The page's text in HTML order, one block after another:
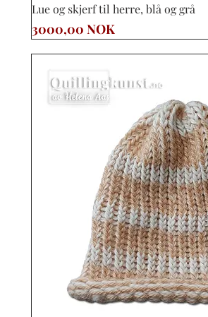
Vista rápida
Lue og skjerf til herre, blå og grå
Precio
3000,00 NOK